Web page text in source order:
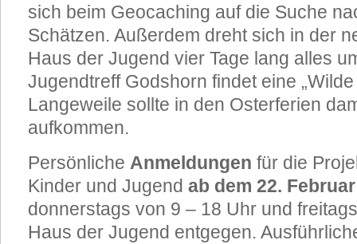
sich beim Geocaching auf die Suche
Schätzen. Außerdem dreht sich in der
Haus der Jugend vier Tage lang alles
Jugendtreff Godshorn findet eine
Langeweile sollte in den Osterferien
aufkommen.
Persönliche Anmeldungen für die
Kinder und Jugend ab dem 22. Februar
donnerstags von 9 – 18 Uhr und
Haus der Jugend entgegen.